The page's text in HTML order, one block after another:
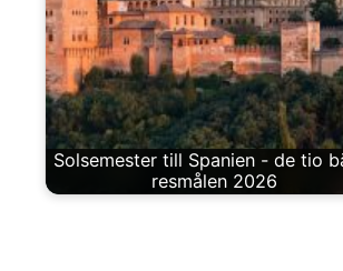
Solsemester till Spanien - de tio
resmålen 2026